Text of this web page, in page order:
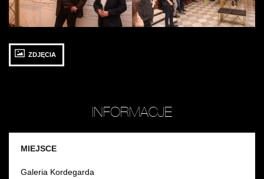
Waldemar
Dąbrowski
i
Kazimierz
Monkiewicz
/
Mazurek
/
ZDJĘCIA
INFORMACJE
MIEJSCE
Galeria Kordegarda